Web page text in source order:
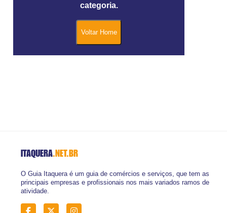
categoria.
ITAQUERA.NET.BR
O Guia Itaquera é um guia de comércios e serviços, que tem as
principais empresas e profissionais nos mais variados ramos de
atividade.